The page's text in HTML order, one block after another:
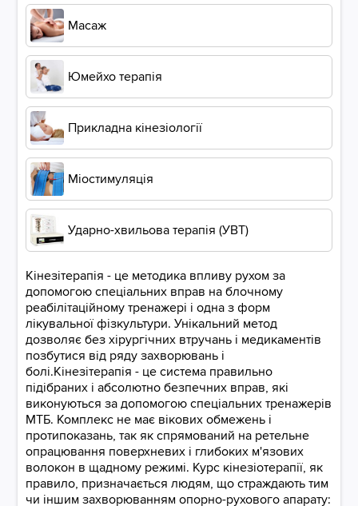
Масаж
Юмейхо терапія
Прикладна кінезіології
Міостимуляція
Ударно-хвильова терапія (УВТ)
Кінезітерапія - це методика впливу рухом за
допомогою спеціальних вправ на блочному
реабілітаційному тренажері і одна з форм
лікувальної фізкультури. Унікальний метод
дозволяє без хірургічних втручань і медикаментів
позбутися від ряду захворювань і
болі.Кінезітерапія - це система правильно
підібраних і абсолютно безпечних вправ, які
виконуються за допомогою спеціальних тренажерів
МТБ. Комплекс не має вікових обмежень і
протипоказань, так як спрямований на ретельне
опрацювання поверхневих і глибоких м'язових
волокон в щадному режимі. Курс кінезіотерапії, як
правило, призначається людям, що страждають тим
чи іншим захворюванням опорно-рухового апарату: